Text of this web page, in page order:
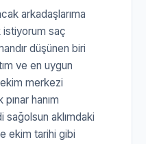
arkadaşlarıma
istiyorum saç
düşünen biri
ve en uygun
merkezi
hanım
sağolsun aklımdaki
ekim tarihi gibi